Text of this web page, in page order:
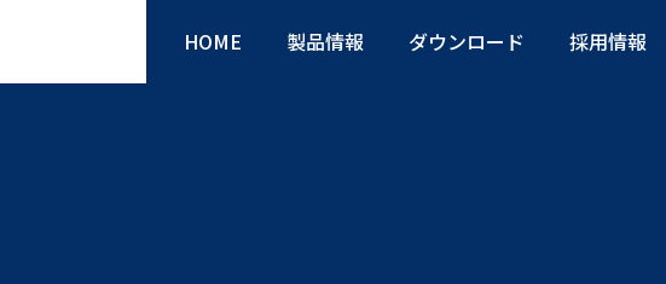
HOME 製品情報 ダウンロード 採用情報